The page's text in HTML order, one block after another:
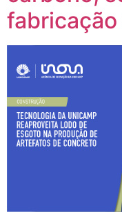
fabricação